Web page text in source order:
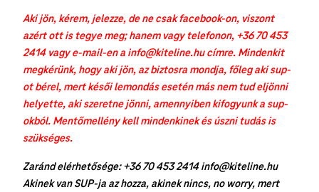
Aki jön, kérem, jelezze, de ne csak facebook-on, viszont
azért ott is tegye meg; hanem vagy telefonon, +36 70 453
2414 vagy e-mail-en a info@kiteline.hu címre. Mindenkit
megkérünk, hogy aki jön, az biztosra mondja, főleg aki sup-
ot bérel, mert késői lemondás esetén más nem tud eljönni
helyette, aki szeretne jönni, amennyiben kifogyunk a sup-
okból. Mentőmellény kell mindenkinek és úszni tudás is
szükséges.
Zaránd elérhetősége: +36 70 453 2414 info@kiteline.hu
Akinek van SUP-ja az hozza, akinek nincs, no worry, mert